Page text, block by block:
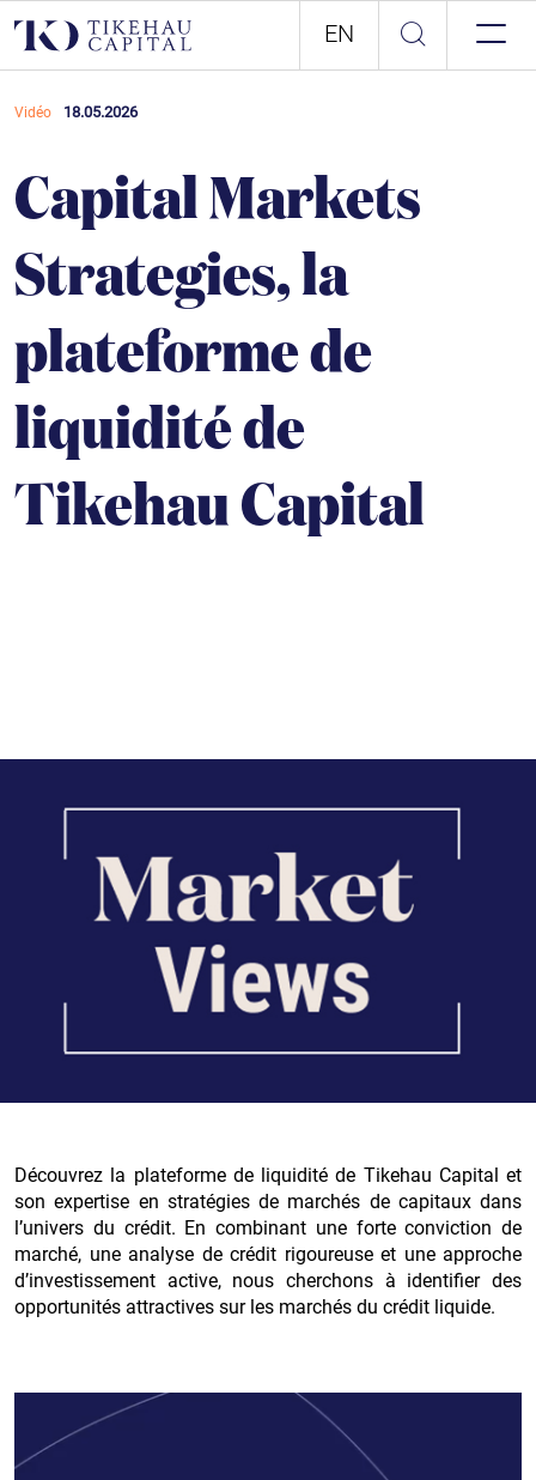
EN
Vidéo 18.05.2026
Capital Markets
Strategies, la
plateforme de
liquidité de
Tikehau Capital
Découvrez la plateforme de liquidité de Tikehau Capital et
son expertise en stratégies de marchés de capitaux dans
l’univers du crédit. En combinant une forte conviction de
marché, une analyse de crédit rigoureuse et une approche
d’investissement active, nous cherchons à identifier des
opportunités attractives sur les marchés du crédit liquide.